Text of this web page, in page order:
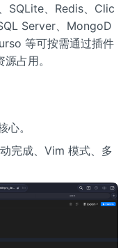
SQLite、Redis、Clic
Server、MongoD
等可按需通过插件
占用。
。
完成、Vim 模式、多